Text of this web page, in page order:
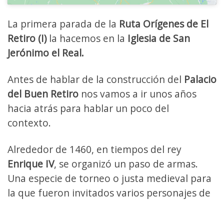
La primera parada de la Ruta Orígenes de El
Retiro (I)la hacemos en la Iglesia de San
Jerónimo el Real.
Antes de hablar de la construcción del Palacio
del Buen Retiro nos vamos a ir unos años
hacia atrás para hablar un poco del
contexto.
Alrededor de 1460, en tiempos del rey
Enrique IV, se organizó un paso de armas.
Una especie de torneo o justa medieval para
la que fueron invitados varios personajes de